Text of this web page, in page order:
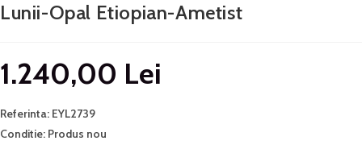
Lunii-Opal Etiopian-Ametist
1.240,00 Lei
Referinta: EYL2739
Conditie: Produs nou